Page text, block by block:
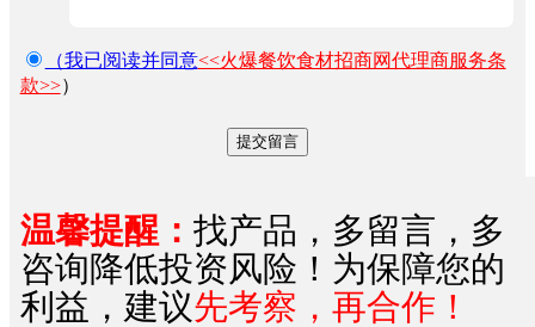
（我已阅读并同意<<火爆餐饮食材招商网代理商服务条
款>>）
温馨提醒： 找产品，多留言，多
咨询降低投资风险！为保障您的
利益，建议先考察，再合作！